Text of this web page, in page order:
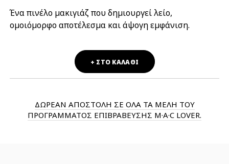
Ένα πινέλο μακιγιάζ που δημιουργεί λείο,
ομοιόμορφο αποτέλεσμα και άψογη εμφάνιση.
+ ΣΤΟ ΚΑΛΑΘΙ
ΔΩΡΕΑΝ ΑΠΟΣΤΟΛΗ ΣΕ ΟΛΑ ΤΑ ΜΕΛΗ ΤΟΥ
ΠΡΟΓΡΑΜΜΑΤΟΣ ΕΠΙΒΡΑΒΕΥΣΗΣ M·A·C LOVER.